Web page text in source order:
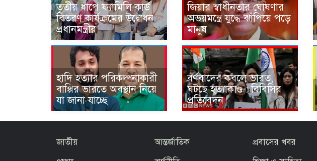
তৃতীয় ধাপে ফ্যামিলি কার্ড
বিতরণ কার্যক্রমের উদ্বোধন
প্রধানমন্ত্রীর
জিয়ার স্বাধীনতার ঘোষণার
অভয়মন্ত্রে যুদ্ধে ঝাঁপিয়ে পড়ে
মানুষ
হাদি হত্যার পরিকল্পনাকারী
বাপ্পির ভারতে অবস্থান নিয়ে
যা জানা যাচ্ছে
বর্ণবাদের কবলে ভারত,
ঘটছে হত্যাকাণ্ড : বিবিসির
প্রতিবেদন
জাতীয়
আন্তর্জাতিক
প্রবাসের খবর